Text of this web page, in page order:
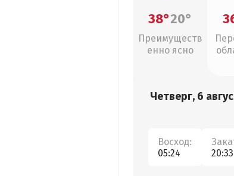
38°20°
Преимуществ
енно ясно
Четверг, 6
Восход:
05:24
20:33